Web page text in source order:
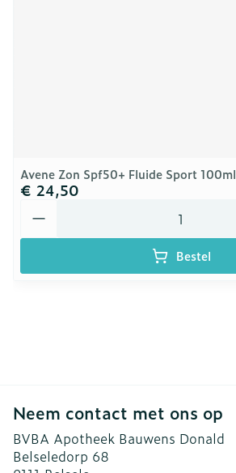
Avene Zon Spf50+ Fluide Sport 100ml
€ 24,50
Bestel
Neem contact met ons op
BVBA Apotheek Bauwens Donald
Belseledorp 68